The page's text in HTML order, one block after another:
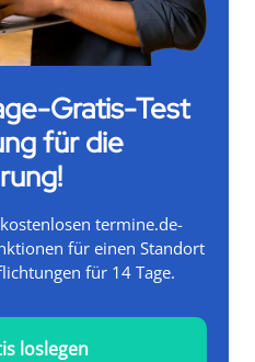
Gratis-Test
für die
termine.de-
für einen Standort
für 14 Tage.
loslegen